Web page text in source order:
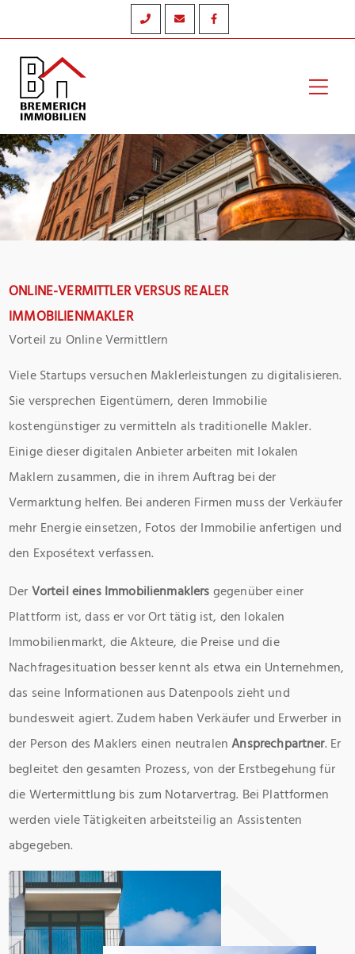
Inhalt
springen
ONLINE-VERMITTLER VERSUS REALER
IMMOBILIENMAKLER
Vorteil zu Online Vermittlern
Viele Startups versuchen Maklerleistungen zu digitalisieren.
Sie versprechen Eigentümern, deren Immobilie
kostengünstiger zu vermitteln als traditionelle Makler.
Einige dieser digitalen Anbieter arbeiten mit lokalen
Maklern zusammen, die in ihrem Auftrag bei der
Vermarktung helfen. Bei anderen Firmen muss der Verkäufer
mehr Energie einsetzen, Fotos der Immobilie anfertigen und
den Exposétext verfassen.
DerVorteil eines Immobilienmaklersgegenüber einer
Plattform ist, dass er vor Ort tätig ist, den lokalen
Immobilienmarkt, die Akteure, die Preise und die
Nachfragesituation besser kennt als etwa ein Unternehmen,
das seine Informationen aus Datenpools zieht und
bundesweit agiert. Zudem haben Verkäufer und Erwerber in
der Person des Maklers einen neutralenAnsprechpartner. Er
begleitet den gesamten Prozess, von der Erstbegehung für
die Wertermittlung bis zum Notarvertrag. Bei Plattformen
werden viele Tätigkeiten arbeitsteilig an Assistenten
abgegeben.